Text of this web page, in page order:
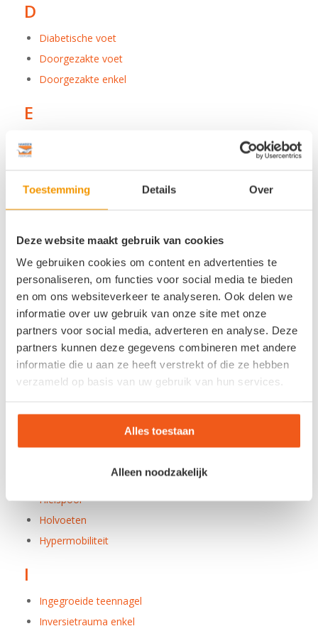
Toestemming Details Over
Deze website maakt gebruik van cookies
We gebruiken cookies om content en advertenties te
personaliseren, om functies voor social media te bieden
en om ons websiteverkeer te analyseren. Ook delen we
informatie over uw gebruik van onze site met onze
partners voor social media, adverteren en analyse. Deze
partners kunnen deze gegevens combineren met andere
informatie die u aan ze heeft verstrekt of die ze hebben
verzameld op basis van uw gebruik van hun services.
Alles toestaan
Alleen noodzakelijk
D
Diabetische voet
Doorgezakte voet
Doorgezakte enkel
E
F
Fat pad syndroom
G
Gewrichtsontsteking voorvoet
Groeipijn
H
Hallux limitus / rigidus
Hielspoor
Holvoeten
Hypermobiliteit
I
Ingegroeide teennagel
Inversietrauma enkel